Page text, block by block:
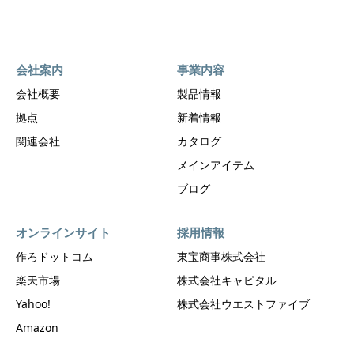
会社案内
会社概要
拠点
関連会社
事業内容
製品情報
新着情報
カタログ
メインアイテム
ブログ
オンラインサイト
作ろドットコム
楽天市場
Yahoo!
Amazon
採用情報
東宝商事株式会社
株式会社キャピタル
株式会社ウエストファイブ